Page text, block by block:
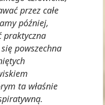
przez całe
później,
praktyczna
powszechna
ta właśnie